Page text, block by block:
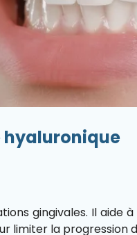
hyaluronique
gingivales. Il
limiter la progression